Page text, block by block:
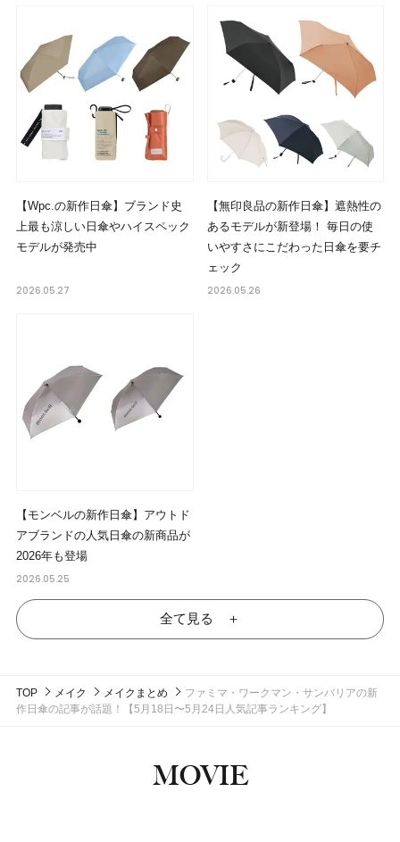
【Wpc.の新作日傘】ブランド史
上最も涼しい日傘やハイスペック
モデルが発売中
2026.05.27
【無印良品の新作日傘】遮熱性の
あるモデルが新登場！ 毎日の使
いやすさにこだわった日傘を要チ
ェック
2026.05.26
【モンベルの新作日傘】アウトド
アブランドの人気日傘の新商品が
2026年も登場
2026.05.25
全て見る ＋
TOP メイク メイクまとめ
ファミマ・ワークマン・サンバリアの新
作日傘の記事が話題！【5月18日〜5月24日人気記事ランキング】
MOVIE